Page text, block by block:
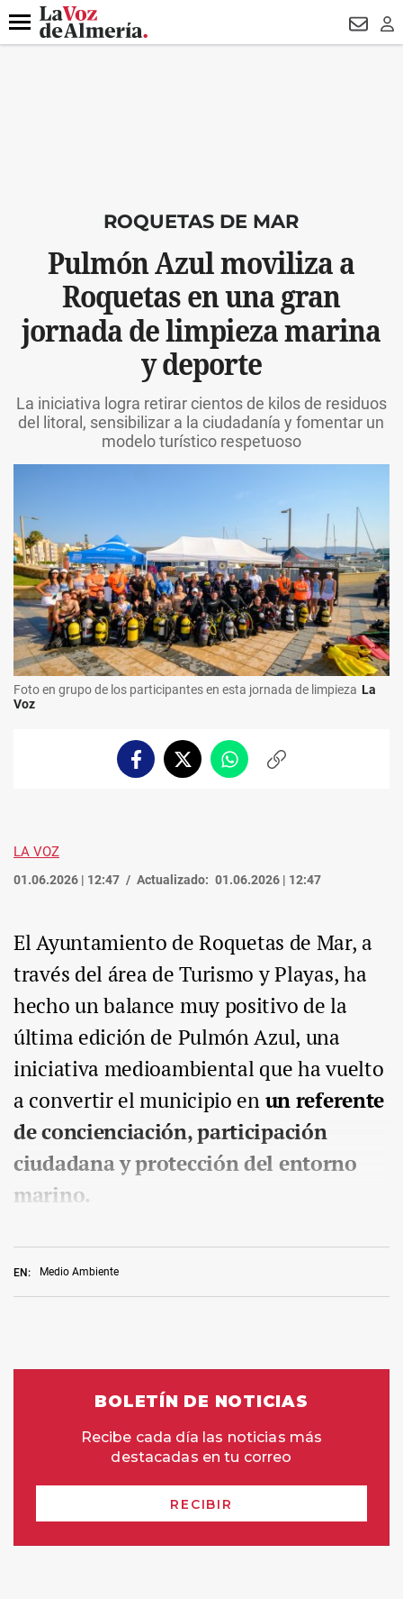
DESTACADO
Menú
ROQUETAS DE MAR
Pulmón Azul moviliza a
Roquetas en una gran
jornada de limpieza marina
y deporte
La iniciativa logra retirar cientos de kilos de residuos
del litoral, sensibilizar a la ciudadanía y fomentar un
modelo turístico respetuoso
Foto en grupo de los participantes en esta jornada de limpieza La
Voz
FacebookTwitterWhatsappCopiar
LA VOZ
01.06.2026 | 12:47 Actualizado: 01.06.2026 | 12:47
EN: Medio Ambiente
El Ayuntamiento de Roquetas de Mar, a
través del área de Turismo y Playas, ha
hecho un balance muy positivo de la
última edición de Pulmón Azul, una
iniciativa medioambiental que ha vuelto
a convertir el municipio enun referente
de concienciación, participación
ciudadana y protección del entorno
marino.